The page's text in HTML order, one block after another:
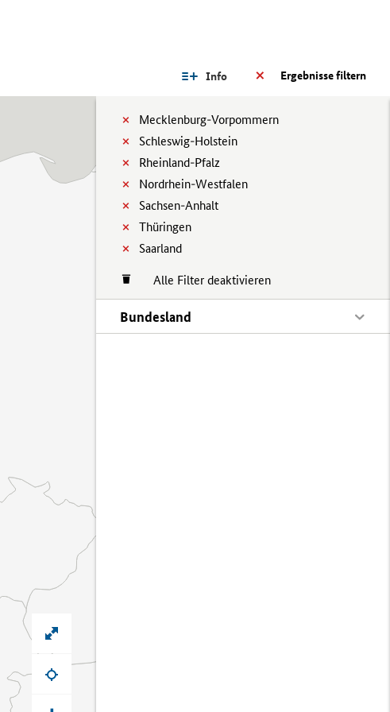
Ergebnisse filtern
Info
Mecklenburg-Vorpommern
Schleswig-Holstein
Rheinland-Pfalz
Nordrhein-Westfalen
Sachsen-Anhalt
Thüringen
Saarland
Alle Filter deaktivieren
Bundesland